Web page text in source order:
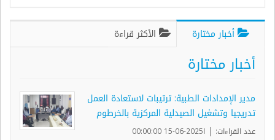
أخبار مختارة الأكثر قراءة
أخبار مختارة
مدير الإمدادات الطبية: ترتيبات لاستعادة العمل
تدريجيا وتشغيل الصيدلية المركزية بالخرطوم
عدد القراءات: | ا2025-06-15 00:00:00